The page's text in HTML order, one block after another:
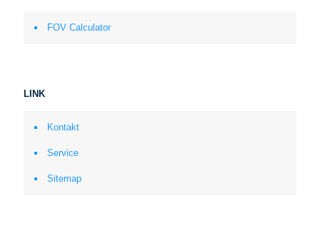
FOV Calculator
LINK
Kontakt
Service
Sitemap